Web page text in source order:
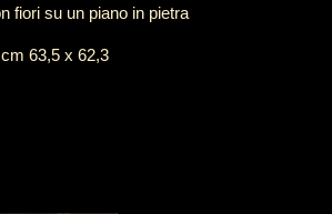
fiori su un piano in pietra
cm63,5 x 62,3